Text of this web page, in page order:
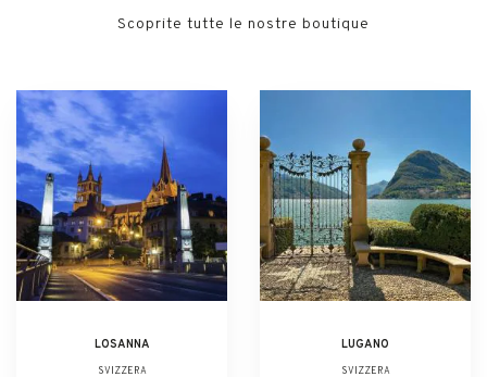
Scoprite tutte le nostre boutique
LOSANNA
SVIZZERA
LUGANO
SVIZZERA